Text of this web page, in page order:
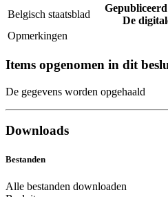
Belgisch staatsblad
De
Opmerkingen
Items opgenomen in dit
De gegevens worden opgehaald
Downloads
Bestanden
Alle bestanden downloaden